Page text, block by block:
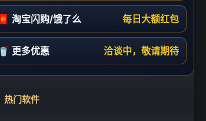
🧧 淘宝闪购/饿了么 每日大额红包
🥤 更多优惠 洽谈中，敬请期待
热门软件